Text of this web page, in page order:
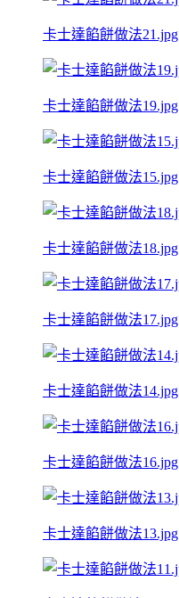
卡士達餡餅做法21.jpg
卡士達餡餅做法19.jpg
卡士達餡餅做法15.jpg
卡士達餡餅做法18.jpg
卡士達餡餅做法17.jpg
卡士達餡餅做法14.jpg
卡士達餡餅做法16.jpg
卡士達餡餅做法13.jpg